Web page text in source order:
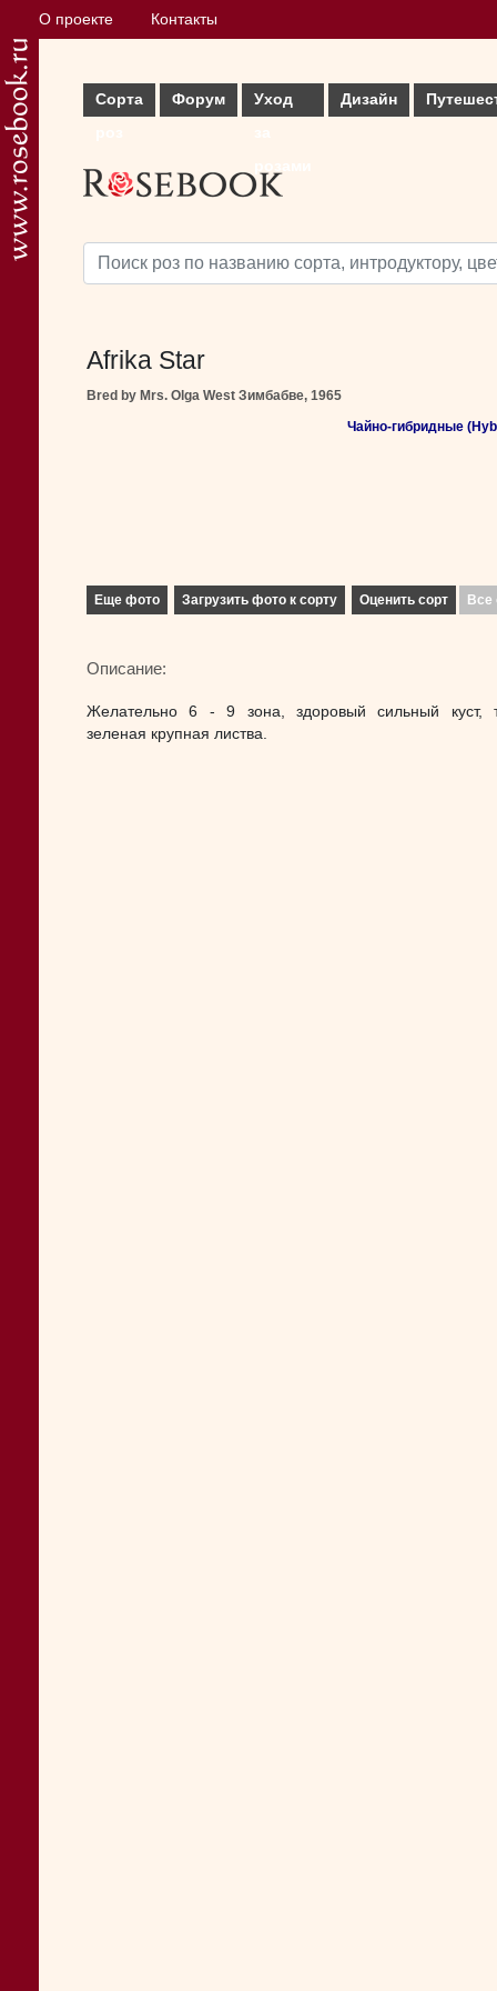
О проекте Контакты
Сорта
Форум
Уход
Дизайн
Afrika Star
Bred by Mrs. Olga West Зимбабве, 1965
Чайно-гибридные
Еще фото Загрузить фото к сорту Оценить сорт Все
Описание:
Желательно 6 - 9 зона, здоровый сильный куст,
зеленая крупная листва.